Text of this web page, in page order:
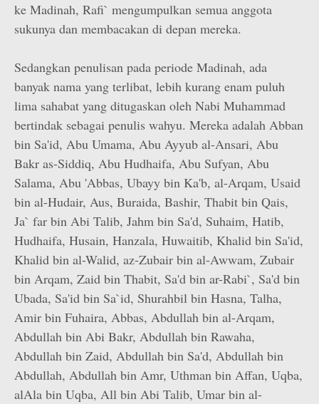
ke Madinah, Rafi` mengumpulkan semua anggota
sukunya dan membacakan di depan mereka.
Sedangkan penulisan pada periode Madinah, ada
banyak nama yang terlibat, lebih kurang enam puluh
lima sahabat yang ditugaskan oleh Nabi Muhammad
bertindak sebagai penulis wahyu. Mereka adalah Abban
bin Sa'id, Abu Umama, Abu Ayyub al-Ansari, Abu
Bakr as-Siddiq, Abu Hudhaifa, Abu Sufyan, Abu
Salama, Abu 'Abbas, Ubayy bin Ka'b, al-Arqam, Usaid
bin al-Hudair, Aus, Buraida, Bashir, Thabit bin Qais,
Ja` far bin Abi Talib, Jahm bin Sa'd, Suhaim, Hatib,
Hudhaifa, Husain, Hanzala, Huwaitib, Khalid bin Sa'id,
Khalid bin al-Walid, az-Zubair bin al-Awwam, Zubair
bin Arqam, Zaid bin Thabit, Sa'd bin ar-Rabi`, Sa'd bin
Ubada, Sa'id bin Sa`id, Shurahbil bin Hasna, Talha,
Amir bin Fuhaira, Abbas, Abdullah bin al-Arqam,
Abdullah bin Abi Bakr, Abdullah bin Rawaha,
Abdullah bin Zaid, Abdullah bin Sa'd, Abdullah bin
Abdullah, Abdullah bin Amr, Uthman bin Affan, Uqba,
al­Ala bin Uqba, All bin Abi Talib, Umar bin al-